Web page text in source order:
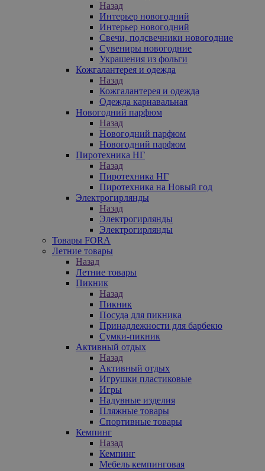
Назад
Интерьер новогодний
Интерьер новогодний
Свечи, подсвечники новогодние
Сувениры новогодние
Украшения из фольги
Кожгалантерея и одежда
Назад
Кожгалантерея и одежда
Одежда карнавальная
Новогодний парфюм
Назад
Новогодний парфюм
Новогодний парфюм
Пиротехника НГ
Назад
Пиротехника НГ
Пиротехника на Новый год
Электрогирлянды
Назад
Электрогирлянды
Электрогирлянды
Товары FORA
Летние товары
Назад
Летние товары
Пикник
Назад
Пикник
Посуда для пикника
Принадлежности для барбекю
Сумки-пикник
Активный отдых
Назад
Активный отдых
Игрушки пластиковые
Игры
Надувные изделия
Пляжные товары
Спортивные товары
Кемпинг
Назад
Кемпинг
Мебель кемпинговая